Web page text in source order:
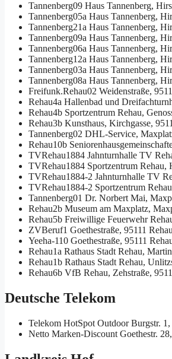
Tannenberg09 Haus Tannenberg,
Tannenberg05a Haus Tannenberg,
Tannenberg21a Haus Tannenberg,
Tannenberg09a Haus Tannenberg,
Tannenberg06a Haus Tannenberg,
Tannenberg12a Haus Tannenberg,
Tannenberg03a Haus Tannenberg,
Tannenberg08a Haus Tannenberg,
Freifunk.Rehau02 Weidenstraße,
Rehau4a Hallenbad und
Rehau4b Sportzentrum Rehau,
Rehau3b Kunsthaus, Kirchgasse,
Tannenberg02 DHL-Service,
Rehau10b
TVRehau1884 Jahnturnhalle TV
TVRehau1884 Sportzentrum Rehau,
TVRehau1884-2 Jahnturnhalle TV
TVRehau1884-2 Sportzentrum
Tannenberg01 Dr. Norbert Mai,
Rehau2b Museum am Maxplatz,
Rehau5b Freiwillige Feuerwehr
ZVBeruf1 Goethestraße, 95111 Rehau
Yeeha-110 Goethestraße, 95111
Rehau1a Rathaus Stadt Rehau,
Rehau1b Rathaus Stadt Rehau,
Rehau6b VfB Rehau, Zehstraße,
Deutsche Telekom
Telekom HotSpot OutdoorBurgstr. 1,
Netto Marken-Discount Goethestr.